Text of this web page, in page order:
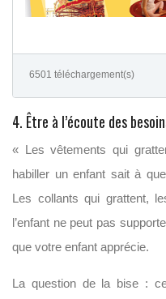
6501 téléchargement(s)
4. Être à l’écoute des
« Les vêtements qui
habiller un enfant sait à
Les collants qui grattent,
l’enfant ne peut pas
que votre enfant apprécie.
La question de la bise :